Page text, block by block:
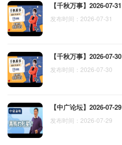
【千秋万事】2026-07-31
发布时间：2026-07-31
【千秋万事】2026-07-30
发布时间：2026-07-30
【中广论坛】2026-07-29
发布时间：2026-07-29